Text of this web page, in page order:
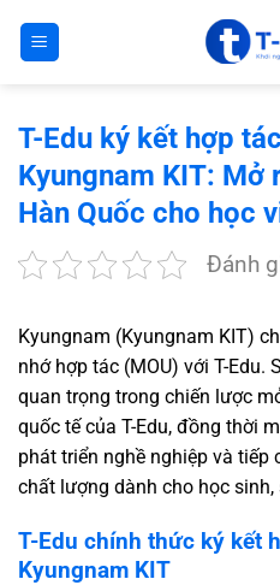
qua
T-Edu ký kết hợp
Kyungnam KIT: Mở
Hàn Quốc cho học
Đánh
Kyungnam (Kyungnam KIT)
nhớ hợp tác (MOU) với T-Edu.
quan trọng trong chiến lược
quốc tế của T-Edu, đồng thời
phát triển nghề nghiệp và tiếp
chất lượng dành cho học sinh,
T-Edu chính thức ký kết
Kyungnam KIT